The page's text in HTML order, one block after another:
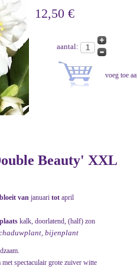
12,50 €
aantal:
Beauty' XXL
bloeit van januari tot april
plaats kalk, doorlatend, (half) zon
bijenplant
spectaculair grote zuiver witte